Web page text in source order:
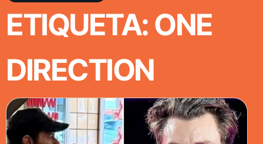
ETIQUETA: ONE
DIRECTION